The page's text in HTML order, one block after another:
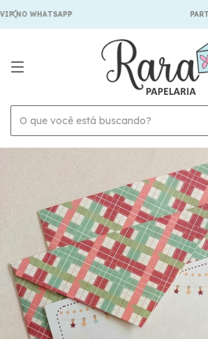
NO WHATSAPP